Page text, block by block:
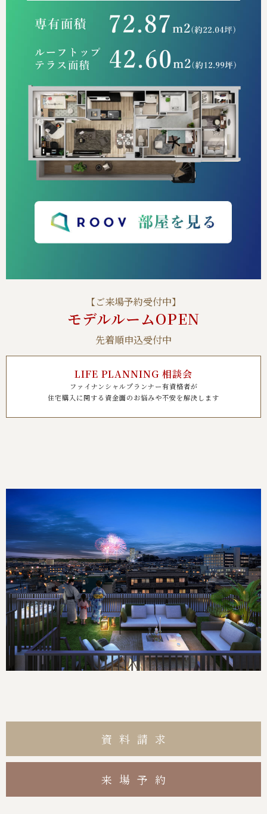
【ご来場予約受付中】
モデルルームOPEN
先着順申込受付中
LIFE PLANNING 相談会
ファイナンシャルプランナー有資格者が
住宅購入に関する資金面のお悩みや不安を解決します
資料請求
来場予約